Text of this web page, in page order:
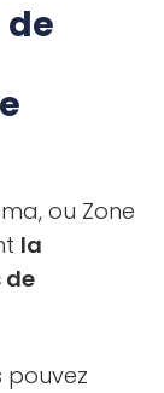
ou Zone
la
de
pouvez